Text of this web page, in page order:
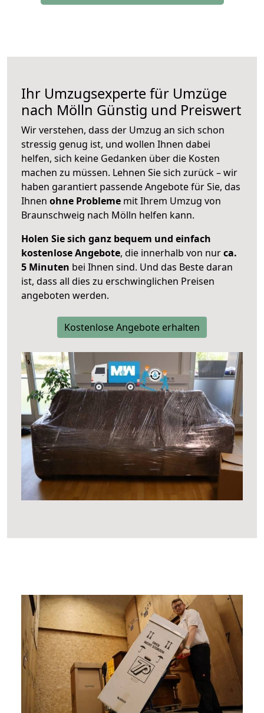
Ihr Umzugsexperte für Umzüge
nach Mölln Günstig und Preiswert
Wir verstehen, dass der Umzug an sich schon
stressig genug ist, und wollen Ihnen dabei
helfen, sich keine Gedanken über die Kosten
machen zu müssen. Lehnen Sie sich zurück – wir
haben garantiert passende Angebote für Sie, das
Ihnen ohne Probleme mit Ihrem Umzug von
Braunschweig nach Mölln helfen kann.
Holen Sie sich ganz bequem und einfach
kostenlose Angebote, die innerhalb von nurca.
5 Minuten bei Ihnen sind. Und das Beste daran
ist, dass all dies zu erschwinglichen Preisen
angeboten werden.
Kostenlose Angebote erhalten